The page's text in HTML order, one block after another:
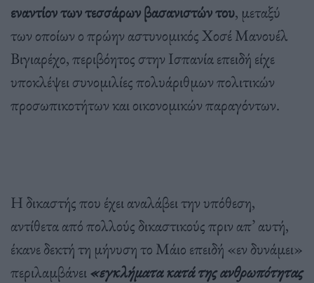
εναντίον των τεσσάρων βασανιστών του, μεταξύ
των οποίων ο πρώην αστυνομικός Χοσέ Μανουέλ
Βιγιαρέχο, περιβόητος στην Ισπανία επειδή είχε
υποκλέψει συνομιλίες πολυάριθμων πολιτικών
προσωπικοτήτων και οικονομικών παραγόντων.
Η δικαστής που έχει αναλάβει την υπόθεση,
αντίθετα από πολλούς δικαστικούς πριν απ’ αυτή,
έκανε δεκτή τη μήνυση το Μάιο επειδή «εν δυνάμει»
περιλαμβάνει«εγκλήματα κατά της ανθρωπότητας